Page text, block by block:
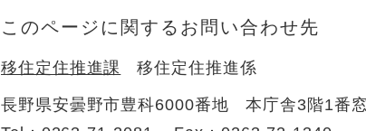
このページに関するお問い合わせ先
移住定住推進課 移住定住推進係
長野県安曇野市豊科6000番地 本庁舎3階1番